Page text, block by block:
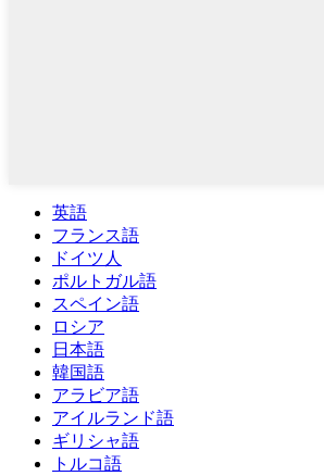
英語
フランス語
ドイツ人
ポルトガル語
スペイン語
ロシア
日本語
韓国語
アラビア語
アイルランド語
ギリシャ語
トルコ語